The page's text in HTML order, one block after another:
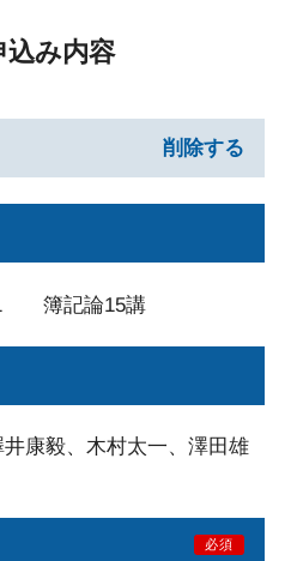
込み内容
削除する
1 簿記論15講
康毅、木村太一、澤田雄
必須